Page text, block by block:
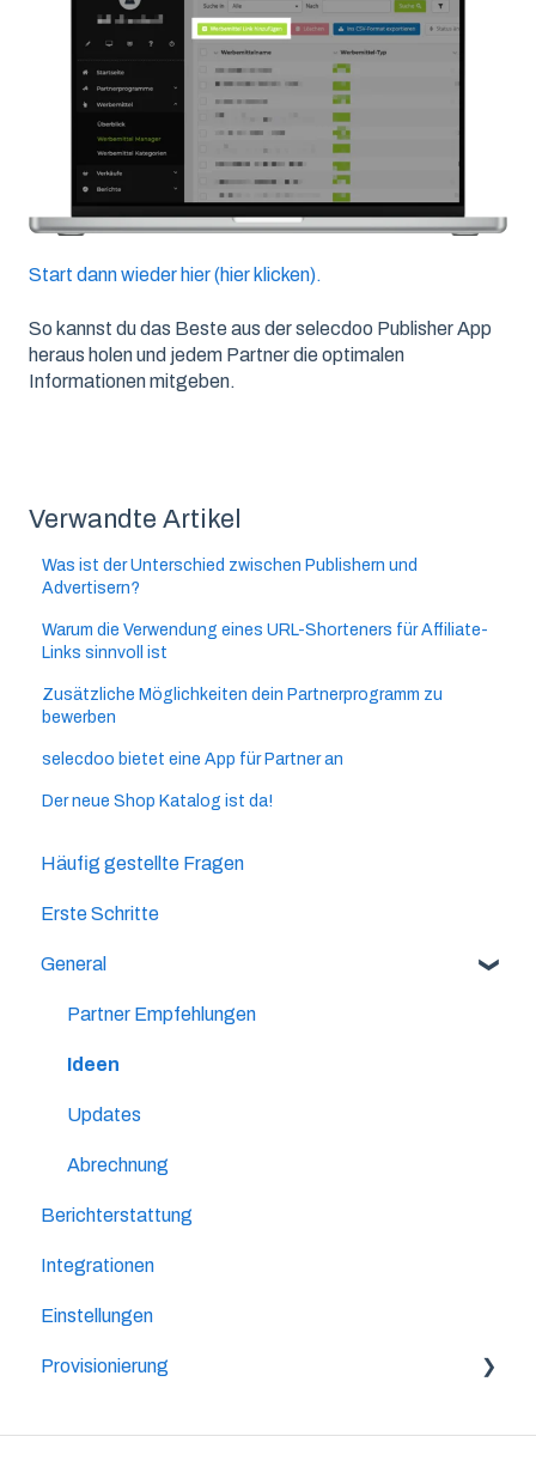
Start dann wieder hier (hier klicken).
So kannst du das Beste aus der selecdoo Publisher App
heraus holen und jedem Partner die optimalen
Informationen mitgeben.
Verwandte Artikel
Was ist der Unterschied zwischen Publishern und
Advertisern?
Warum die Verwendung eines URL-Shorteners für Affiliate-
Links sinnvoll ist
Zusätzliche Möglichkeiten dein Partnerprogramm zu
bewerben
selecdoo bietet eine App für Partner an
Der neue Shop Katalog ist da!
Häufig gestellte Fragen
Erste Schritte
General
Partner Empfehlungen
Ideen
Updates
Abrechnung
Berichterstattung
Integrationen
Einstellungen
Provisionierung